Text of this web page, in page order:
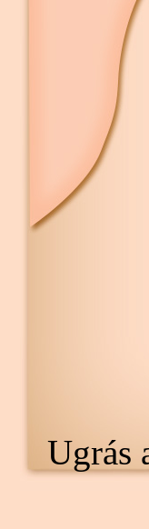
Ugrás